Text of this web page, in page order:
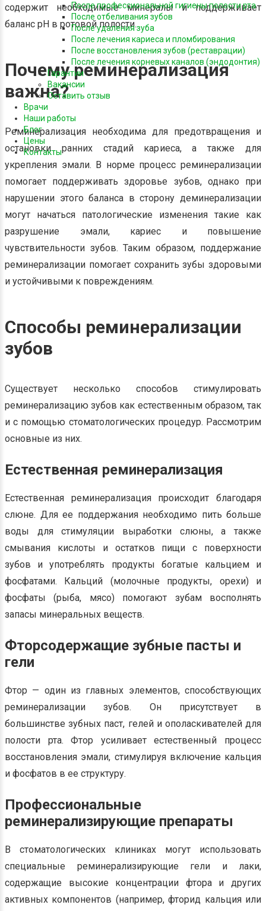
После профессиональной гигиены полости рта
После отбеливания зубов
После удаления зуба
После лечения кариеса и пломбирования
После восстановления зубов (реставрации)
После лечения корневых каналов (эндодонтия)
Гарантии
Вакансии
Оставить отзыв
Врачи
Наши работы
Блог
Цены
Контакты
содержит необходимые минералы и поддерживает
баланс pH в ротовой полости.
Почему реминерализация
важна?
Реминерализация необходима для предотвращения и
остановки ранних стадий кариеса, а также для
укрепления эмали. В норме процесс реминерализации
помогает поддерживать здоровье зубов, однако при
нарушении этого баланса в сторону деминерализации
могут начаться патологические изменения такие как
разрушение эмали, кариес и повышение
чувствительности зубов. Таким образом, поддержание
реминерализации помогает сохранить зубы здоровыми
и устойчивыми к повреждениям.
Способы реминерализации
зубов
Существует несколько способов стимулировать
реминерализацию зубов как естественным образом, так
и с помощью стоматологических процедур. Рассмотрим
основные из них.
Естественная реминерализация
Естественная реминерализация происходит благодаря
слюне. Для ее поддержания необходимо пить больше
воды для стимуляции выработки слюны, а также
смывания кислоты и остатков пищи с поверхности
зубов и употреблять продукты богатые кальцием и
фосфатами. Кальций (молочные продукты, орехи) и
фосфаты (рыба, мясо) помогают зубам восполнять
запасы минеральных веществ.
Фторсодержащие зубные пасты и
гели
Фтор — один из главных элементов, способствующих
реминерализации зубов. Он присутствует в
большинстве зубных паст, гелей и ополаскивателей для
полости рта. Фтор усиливает естественный процесс
восстановления эмали, стимулируя включение кальция
и фосфатов в ее структуру.
Профессиональные
реминерализирующие препараты
В стоматологических клиниках могут использовать
специальные реминерализирующие гели и лаки,
содержащие высокие концентрации фтора и других
активных компонентов (например, фторид кальция или